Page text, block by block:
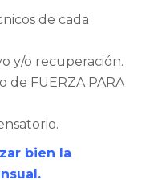
de cada
y/o recuperación.
de FUERZA PARA
bien la